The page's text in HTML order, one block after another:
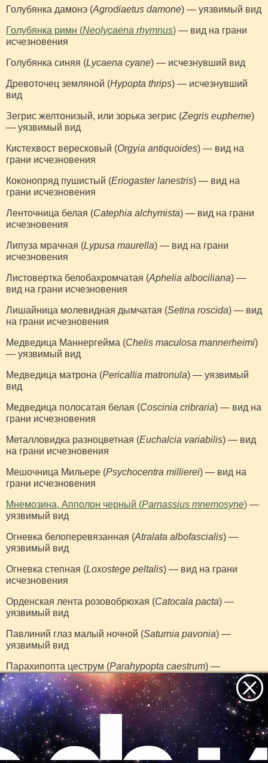
Голубянка дамонэ (Agrodiaetus damone) — уязвимый вид
Голубянка римн (Neolycaena rhymnus) — вид на грани
исчезновения
Голубянка синяя (Lycaena cyane) — исчезнувший вид
Древоточец земляной (Hypopta thrips) — исчезнувший
вид
Зегрис желтонизый, или зорька зегрис (Zegris eupheme)
— уязвимый вид
Кистехвост вересковый (Orgyia antiquoides) — вид на
грани исчезновения
Коконопряд пушистый (Eriogaster lanestris) — вид на
грани исчезновения
Ленточница белая (Catephia alchymista) — вид на грани
исчезновения
Липуза мрачная (Lypusa maurella) — вид на грани
исчезновения
Листовертка белобахромчатая (Aphelia albociliana) —
вид на грани исчезновения
Лишайница молевидная дымчатая (Setina roscida) — вид
на грани исчезновения
Медведица Маннергейма (Chelis maculosa mannerheimi)
— уязвимый вид
Медведица матрона (Pericallia matronula) — уязвимый
вид
Медведица полосатая белая (Coscinia cribraria) — вид на
грани исчезновения
Металловидка разноцветная (Euchalcia variabilis) — вид
на грани исчезновения
Мешочница Мильере (Psychocentra millierei) — вид на
грани исчезновения
Мнемозина, Апполон черный (Parnassius mnemosyne) —
уязвимый вид
Огневка белоперевязанная (Atralata albofascialis) —
уязвимый вид
Огневка степная (Loxostege peltalis) — вид на грани
исчезновения
Орденская лента розовобрюхая (Catocala pacta) —
уязвимый вид
Павлиний глаз малый ночной (Saturnia pavonia) —
уязвимый вид
Парахипопта цеструм (Parahypopta caestrum) —
исчезнувший вид
Пестрянка зеленая албанская ( Adscita albanica) — вид
на грани исчезновения
Сатир автоноя ( Hipparchia autonoe ) — уязвимый вид
Сатир Фрина ( Coenonympha phryne) — уязвимый вид
Все самое интересное